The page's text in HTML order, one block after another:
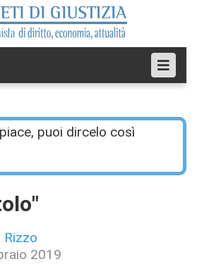
puoi dircelo così
Rizzo
2019